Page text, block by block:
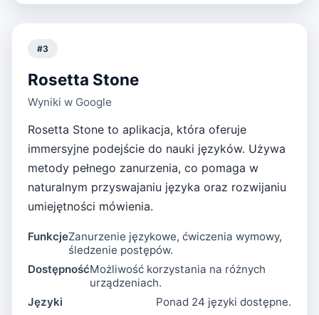
#3
Rosetta Stone
Wyniki w Google
Rosetta Stone to aplikacja, która oferuje
immersyjne podejście do nauki języków. Używa
metody pełnego zanurzenia, co pomaga w
naturalnym przyswajaniu języka oraz rozwijaniu
umiejętności mówienia.
FunkcjeZanurzenie językowe, ćwiczenia wymowy,
śledzenie postępów.
DostępnośćMożliwość korzystania na różnych
urządzeniach.
Języki
Ponad 24 języki dostępne.